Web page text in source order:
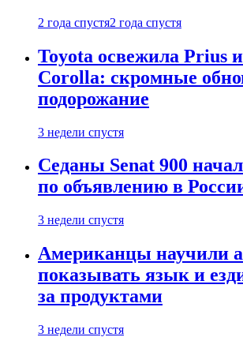
2 года спустя2 года спустя
Toyota освежила Prius
Corolla: скромные
подорожание
3 недели спустя
Седаны Senat 900
по объявлению в
3 недели спустя
Американцы научили
показывать язык и
за продуктами
3 недели спустя